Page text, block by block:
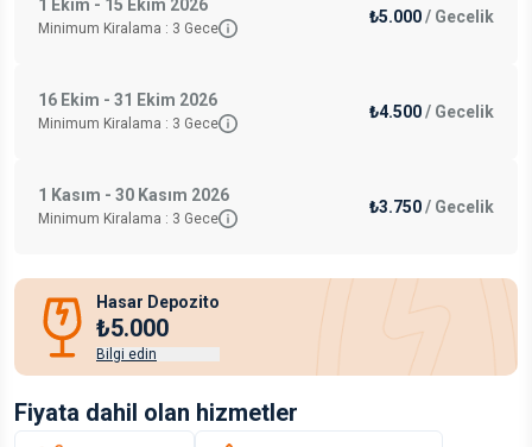
1 Ekim - 15 Ekim 2026
Minimum Kiralama : 3 Gece
₺5.000/ Gecelik
16 Ekim - 31 Ekim 2026
Minimum Kiralama : 3 Gece
₺4.500/ Gecelik
1 Kasım - 30 Kasım 2026
Minimum Kiralama : 3 Gece
₺3.750/ Gecelik
Hasar Depozito
₺5.000
Bilgi edin
Fiyata dahil olan hizmetler